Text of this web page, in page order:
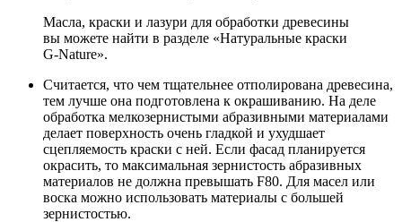
Масла, краски и лазури для обработки древесины
вы можете найти в разделе «Натуральные краски
G-Nature».
Считается, что чем тщательнее отполирована древесина,
тем лучше она подготовлена к окрашиванию. На деле
обработка мелкозернистыми абразивными материалами
делает поверхность очень гладкой и ухудшает
сцепляемость краски с ней. Если фасад планируется
окрасить, то максимальная зернистость абразивных
материалов не должна превышать F80. Для масел или
воска можно использовать материалы с большей
зернистостью.